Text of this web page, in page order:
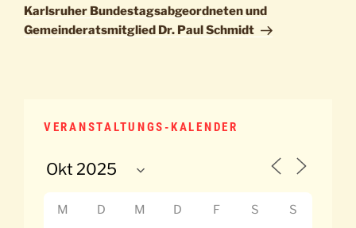
Karlsruher Bundestagsabgeordneten und
Gemeinderatsmitglied Dr. Paul Schmidt
VERANSTALTUNGS-KALENDER
M D M D F S S